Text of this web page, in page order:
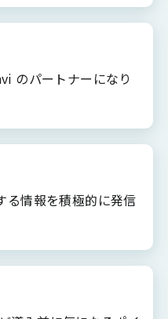
のパートナーになり
る情報を積極的に発信